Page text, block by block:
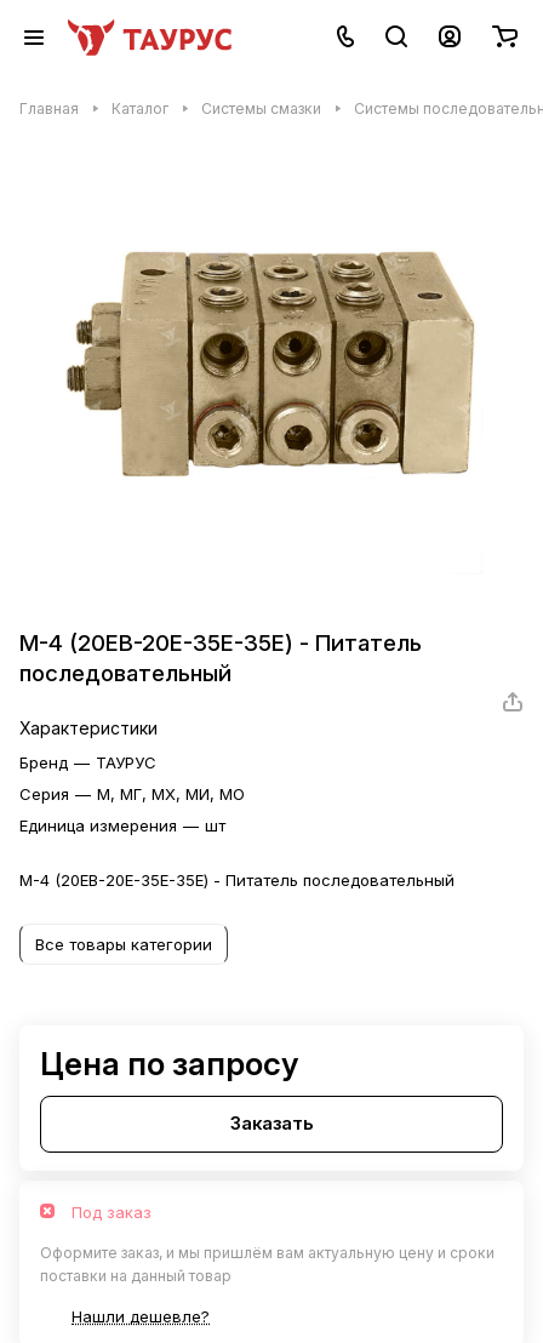
Главная Каталог Системы смазки Системы
М-4 (20ЕВ-20Е-35Е-35Е) - Питатель
последовательный
Характеристики
Бренд — ТАУРУС
Серия — М, МГ, МХ, МИ, МО
Единица измерения — шт
М-4 (20ЕВ-20Е-35Е-35Е) - Питатель последовательный
Все товары категории
Цена по запросу
Заказать
Под заказ
Оформите заказ, и мы пришлём вам актуальную цену и сроки
поставки на данный товар
Нашли дешевле?